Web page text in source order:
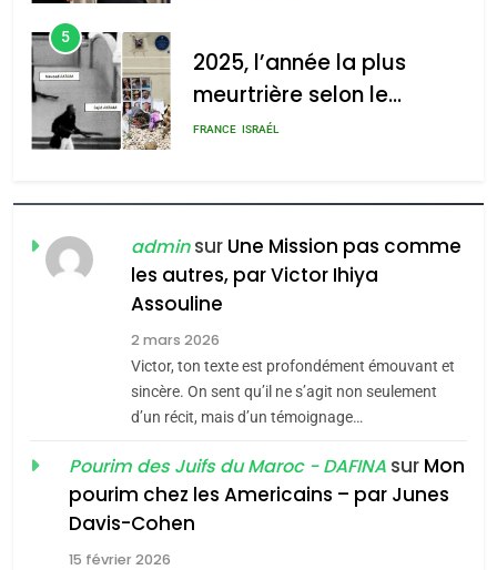
l’antisémitisme
admin 0
5
2025, l’année la plus
meurtrière selon le
rapport d’ADL contre
FRANCE ISRAÉL
FIÈRE, DIGNE ET RÉSILIENTE :
POURQUOI JE REVENDIQUE
MA JUDAÏTE par Thérèse
Zrihen-Dvir
ISRAÉL JUDAISME
CE QUI NOUS MANQUE –
Jacques Hadida
JUDAISME
Maroc : Les amandes de
Tafraout, le miel de Tadla
adminsur Une Mission pas comme
les autres, par Victor Ihiya
Assouline
2 mars 2026
Victor, ton texte est profondément émouvant et
sincère. On sent qu’il ne s’agit non seulement
d’un récit, mais d’un témoignage…
Pourim des Juifs du Maroc - DAFINA sur Mon
pourim chez les Americains – par Junes
Davis-Cohen
15 février 2026